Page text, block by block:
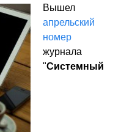
Вышел
апрельский
номер
журнала
"Системный